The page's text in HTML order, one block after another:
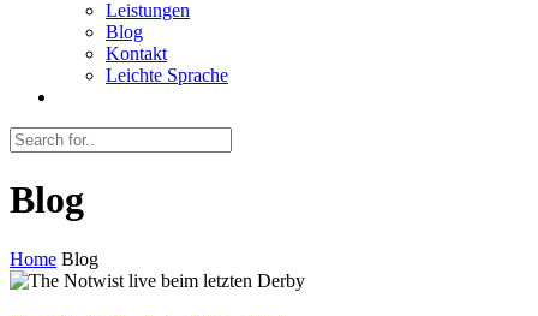
Leistungen
Blog
Kontakt
Leichte Sprache
Blog
Home Blog